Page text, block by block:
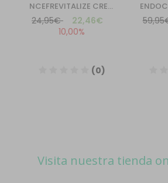
Visita nuestra tienda